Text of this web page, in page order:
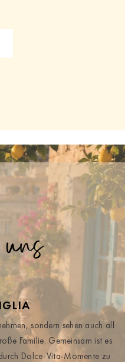
sondern sehen auch all
Familie. Gemeinsam ist es
Dolce-Vita-Momente zu